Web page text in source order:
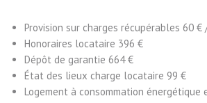
Provision sur charges récupérables 60 €
Honoraires locataire 396 €
Dépôt de garantie 664 €
État des lieux charge locataire 99 €
Logement à consommation énergétique